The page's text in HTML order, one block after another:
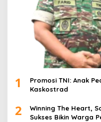
1
Promosi TNI: Anak
Kaskostrad
2
Winning The Heart,
Sukses Bikin Warga